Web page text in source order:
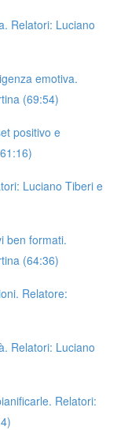
Relatori: Luciano
emotiva.
(69:54)
positivo e
Luciano Tiberi e
ben formati.
(64:36)
Relatore:
Relatori: Luciano
Relatori: